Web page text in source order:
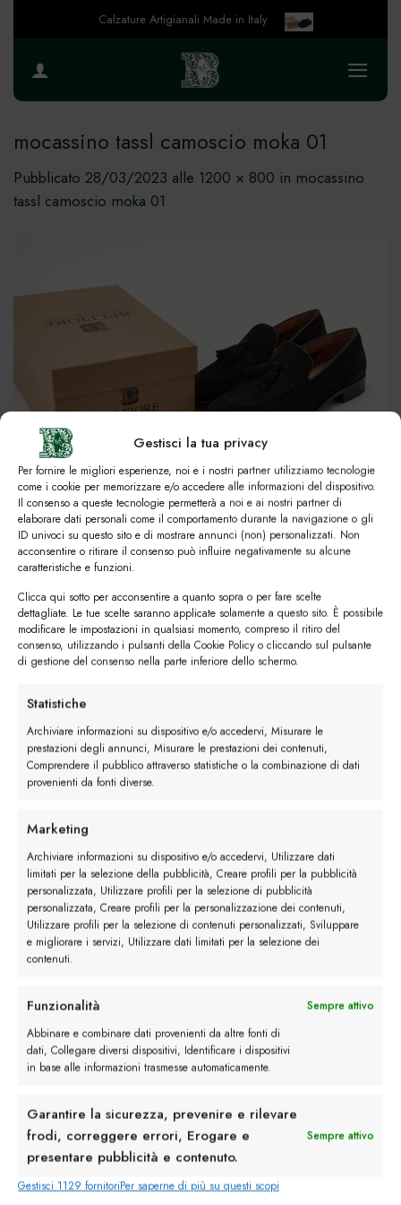
Gestisci la tua privacy
Per fornire le migliori esperienze, noi e i nostri partner utilizziamo tecnologie
come i cookie per memorizzare e/o accedere alle informazioni del dispositivo.
Il consenso a queste tecnologie permetterà a noi e ai nostri partner di
elaborare dati personali come il comportamento durante la navigazione o gli
ID univoci su questo sito e di mostrare annunci (non) personalizzati. Non
acconsentire o ritirare il consenso può influire negativamente su alcune
caratteristiche e funzioni.
Clicca qui sotto per acconsentire a quanto sopra o per fare scelte
dettagliate. Le tue scelte saranno applicate solamente a questo sito. È possibile
modificare le impostazioni in qualsiasi momento, compreso il ritiro del
consenso, utilizzando i pulsanti della Cookie Policy o cliccando sul pulsante
di gestione del consenso nella parte inferiore dello schermo.
Statistiche
Archiviare informazioni su dispositivo e/o accedervi, Misurare le
prestazioni degli annunci, Misurare le prestazioni dei contenuti,
provenienti da fonti diverse.
Marketing
Archiviare informazioni su dispositivo e/o accedervi, Utilizzare dati
limitati per la selezione della pubblicità, Creare profili per la pubblicità
personalizzata, Creare profili per la personalizzazione dei contenuti,
Utilizzare profili per la selezione di contenuti personalizzati, Sviluppare
e migliorare i servizi, Utilizzare dati limitati per la selezione dei
contenuti.
Funzionalità
Sempre attivo
Abbinare e combinare dati provenienti da altre fonti di
dati, Collegare diversi dispositivi, Identificare i dispositivi
Garantire la sicurezza, prevenire e rilevare
frodi, correggere errori, Erogare e
presentare pubblicità e contenuto.
Accetta
Nega
Calzature Artigianali Made in Italy
mocassino tassl camoscio moka 01
Pubblicato 28/03/2023 alle 1200 × 800 in mocassino
tassl camoscio moka 01
#image_title
#image_title
I trackback sono chiusi, ma puoilasciare un commento.
←Precedente
Successivo →
Lascia un commento
Devi essereconnessoper inviare un commento.
Rimani in contatto con noi
MI 20145 • Milano
Via Belfiore 9